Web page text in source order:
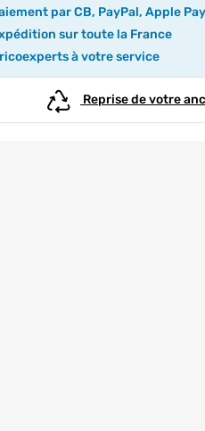
par CB, PayPal, Apple
sur toute la France
à votre service
Reprise de votre